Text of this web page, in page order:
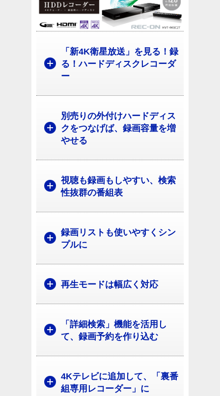
「新4K衛星放送」を見る！録
る！ハードディスクレコーダ
ー
別売りの外付けハードディス
クをつなげば、録画容量を増
やせる
視聴も録画もしやすい、検索
性抜群の番組表
録画リストも使いやすくシン
プルに
再生モードは幅広く対応
「詳細検索」機能を活用し
て、録画予約を作り込む
4Kテレビに追加して、「裏番
組専用レコーダー」に